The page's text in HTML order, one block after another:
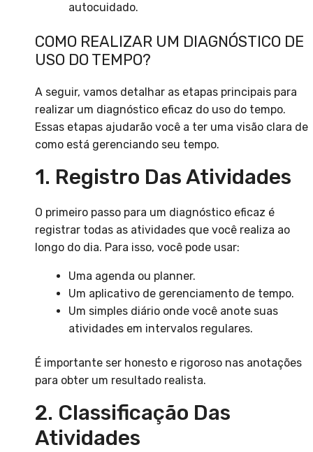
autocuidado.
COMO REALIZAR UM DIAGNÓSTICO DE
USO DO TEMPO?
A seguir, vamos detalhar as etapas principais para
realizar um diagnóstico eficaz do uso do tempo.
Essas etapas ajudarão você a ter uma visão clara de
como está gerenciando seu tempo.
1. Registro Das Atividades
O primeiro passo para um diagnóstico eficaz é
registrar todas as atividades que você realiza ao
longo do dia. Para isso, você pode usar:
Uma agenda ou planner.
Um aplicativo de gerenciamento de tempo.
Um simples diário onde você anote suas
atividades em intervalos regulares.
É importante ser honesto e rigoroso nas anotações
para obter um resultado realista.
2. Classificação Das
Atividades